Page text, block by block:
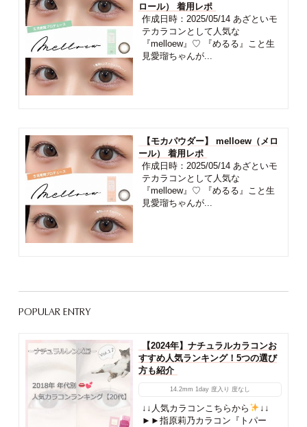
ロール） 着用レポ
作成日時：2025/05/14 あざといモ
テカラコンとして人気な
『melloew』♡ 『めるる』こと生
見愛瑠ちゃんが...
【モカパウダー】 melloew（メロ
ール） 着用レポ
作成日時：2025/05/14 あざといモ
テカラコンとして人気な
『melloew』♡ 『めるる』こと生
見愛瑠ちゃんが...
POPULAR ENTRY
【2024年】ナチュラルカラコンお
すすめ人気ランキング！5つの選び
方も紹介
14.2mm 1day 度入り 度なし
↓↓人気カラコンこちらから
↓↓
►►指原莉乃カラコン『トパー